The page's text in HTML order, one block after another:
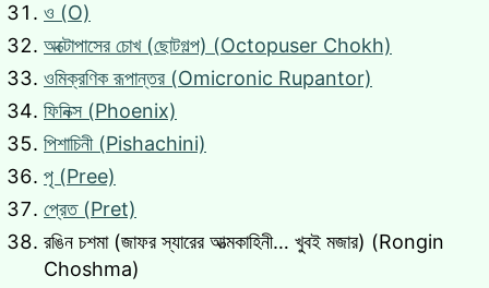
ও (O)
অক্টোপাসের চোখ (ছোটগল্প) (Octopuser Chokh)
ওমিক্রণিক রূপান্তর (Omicronic Rupantor)
ফিনিক্স (Phoenix)
পিশাচিনী (Pishachini)
পৃ (Pree)
প্রেত (Pret)
রঙিন চশমা (জাফর স্যারের আত্মকাহিনী… খুবই মজার) (Rongin
Choshma)